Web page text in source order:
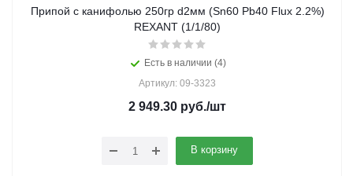
Припой с канифолью 250гр d2мм (Sn60 Pb40 Flux 2.2%)
REXANT (1/1/80)
Есть в наличии (4)
Артикул: 09-3323
2 949.30 руб./шт
В корзину